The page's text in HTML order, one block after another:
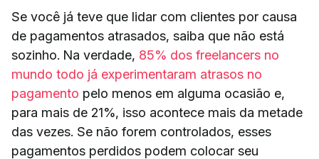
Se você já teve que lidar com clientes por causa
de pagamentos atrasados, saiba que não está
sozinho. Na verdade, 85% dos freelancers no
mundo todo já experimentaram atrasos no
pagamento pelo menos em alguma ocasião e,
para mais de 21%, isso acontece mais da metade
das vezes. Se não forem controlados, esses
pagamentos perdidos podem colocar seu